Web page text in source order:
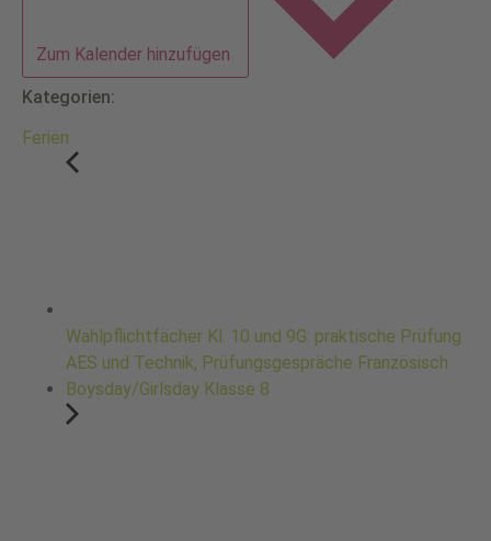
Zum Kalender hinzufügen
Kategorien:
Ferien
Wahlpflichtfächer Kl. 10 und 9G: praktische Prüfung
AES und Technik, Prüfungsgespräche Französisch
Boysday/Girlsday Klasse 8